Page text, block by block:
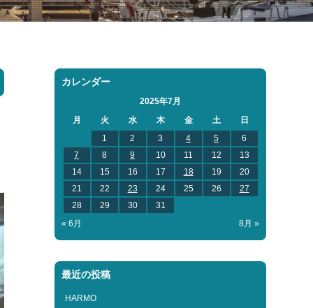
カレンダー
2025年7月
月
火 水 木 金 土
日
1
2 3 4 5
6
7
8 9 10 11 12
13
14
15 16 17 18 19
20
21
22 23 24 25 26
27
28
29 30
31
« 6月
8月 »
最近の投稿
HARMO